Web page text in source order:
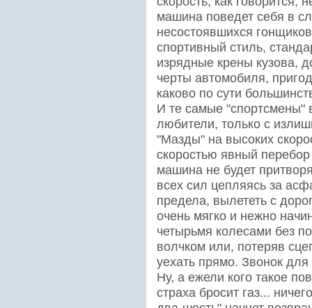
машина поведет себя в
несостоявшихся
спортивный стиль,
изрядные крены кузова,
черты автомобиля,
каково по сути
И те самые "спортсмены"
любители, только с
"Мазды" на высоких
скоростью явный
машина не будет
всех сил цепляясь за
предела, вылететь с
очень мягко и нежно
четырьмя колесами без
волчком или, потеряв
уехать прямо. Звонок
Ну, а ежели кого такое
страха бросит газ...